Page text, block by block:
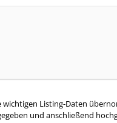
wichtigen Listing-Daten
und anschließend